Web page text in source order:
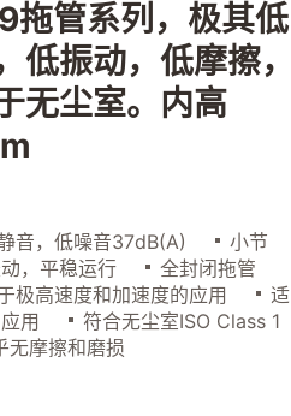
拖管系列，极其低
低振动，低摩擦，
无尘室。内高
音，低噪音37dB(A)
小节
，平稳运行
全封闭拖管
极高速度和加速度的应用
适
用
符合无尘室ISO Class 1
无摩擦和磨损